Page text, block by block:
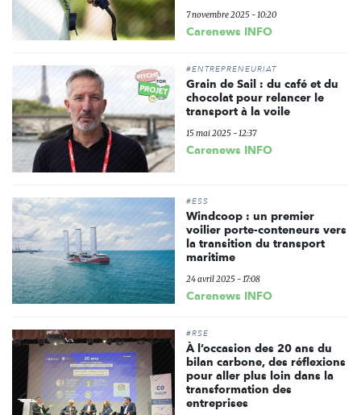
7 novembre 2025 - 10:20
Carenews INFO
#ENTREPRENEURIAT
Grain de Sail : du café et du
chocolat pour relancer le
transport à la voile
15 mai 2025 - 12:37
Carenews INFO
#ESS
Windcoop : un premier
voilier porte-conteneurs vers
la transition du transport
maritime
24 avril 2025 - 17:08
Carenews INFO
#RSE
À l’occasion des 20 ans du
bilan carbone, des réflexions
pour aller plus loin dans la
transformation des
entreprises